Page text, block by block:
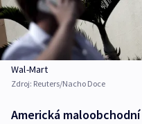
Wal-Mart
Zdroj: Reuters/Nacho Doce
Americká